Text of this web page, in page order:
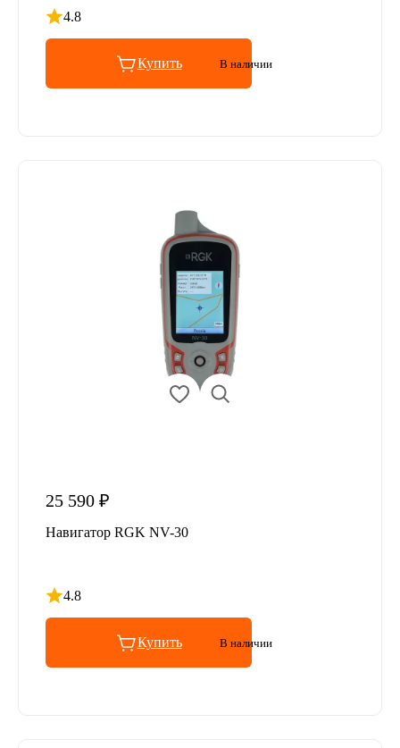
4.8
Рейтинг 4.8 из 5
Купить В наличии
25 590 ₽
Навигатор RGK NV-30
4.8
Рейтинг 4.8 из 5
Купить В наличии